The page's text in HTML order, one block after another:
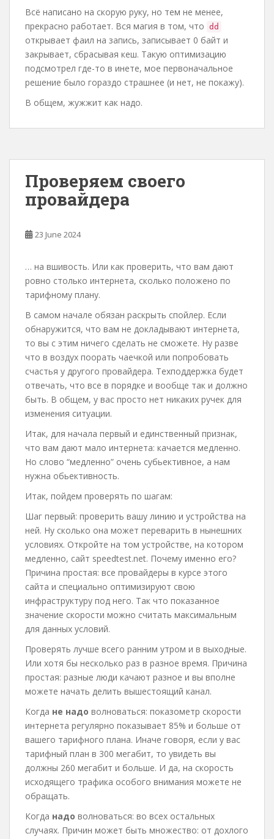
Всё написано на скорую руку, но тем не менее,
прекрасно работает. Вся магия в том, что dd
открывает фаил на запись, записывает 0 байт и
закрывает, сбрасывая кеш. Такую оптимизацию
подсмотрел где-то в инете, мое первоначальное
решение было гораздо страшнее (и нет, не покажу).
В общем, жужжит как надо.
Проверяем своего
провайдера
23 June 2024
… на вшивость. Или как проверить, что вам дают
ровно столько интернета, сколько положено по
тарифному плану.
В самом начале обязан раскрыть спойлер. Если
обнаружится, что вам не докладывают интернета,
то вы с этим ничего сделать не сможете. Ну разве
что в воздух поорать чаечкой или попробовать
счастья у другого провайдера. Техподдержка будет
отвечать, что все в порядке и вообще так и должно
быть. В общем, у вас просто нет никаких ручек для
изменения ситуации.
Итак, для начала первый и единственный признак,
что вам дают мало интернета: качается медленно.
Но слово “медленно” очень субьективное, а нам
нужна обьективность.
Итак, пойдем проверять по шагам:
Шаг первый: проверить вашу линию и устройства на
ней. Ну сколько она может переварить в нынешних
условиях. Откройте на том устройстве, на котором
медленно, сайт speedtest.net. Почему именно его?
Причина простая: все провайдеры в курсе этого
сайта и специально оптимизируют свою
инфраструктуру под него. Так что показанное
значение скорости можно считать максимальным
для данных условий.
Проверять лучше всего ранним утром и в выходные.
Или хотя бы несколько раз в разное время. Причина
простая: разные люди качают разное и вы вполне
можете начать делить вышестоящий канал.
Когда не надо волноваться: показометр скорости
интернета регулярно показывает 85% и больше от
вашего тарифного плана. Иначе говоря, если у вас
тарифный план в 300 мегабит, то увидеть вы
должны 260 мегабит и больше. И да, на скорость
исходящего трафика особого внимания можете не
обращать.
Когда надо волноваться: во всех остальных
случаях. Причин может быть множество: от дохлого